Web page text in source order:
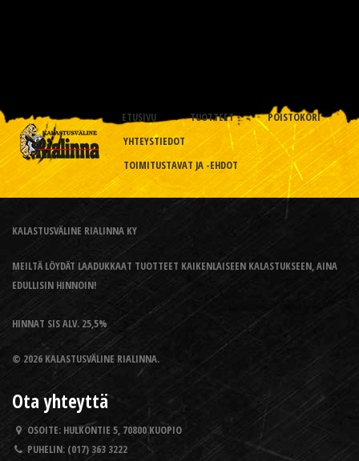
ETUSIVU TUOTTEET
POISTOKORI
YHTEYSTIEDOT
TOIMITUSTAVAT JA -EHDOT
KALASTUSVÄLINE RIALINNA KY
MEILTÄ LÖYDÄT LAADUKKAAT TUOTTEET KAIKENLAISEEN KALASTUKSEEN, AINA
EDULLISIN HINNOIN!
HINNAT SIS ALV. 25,5%
© 2026 KALASTUSVÄLINE RIALINNA.
Ota yhteyttä
OSOITE: HULKONTIE 5, 70800 KUOPIO
PUHELIN: (017) 363 3222